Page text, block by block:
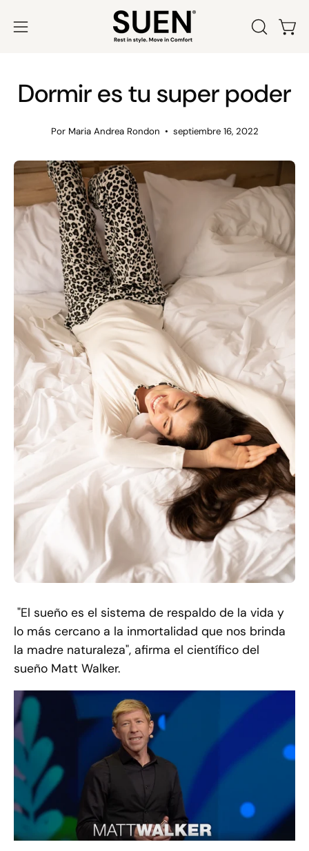
Abrir
navegación
ABRIR
Dormir es tu super poder
Por Maria Andrea Rondon septiembre 16, 2022
"El sueño es el sistema de respaldo de la vida y
lo más cercano a la inmortalidad que nos brinda
la madre naturaleza", afirma el científico del
sueño Matt Walker.